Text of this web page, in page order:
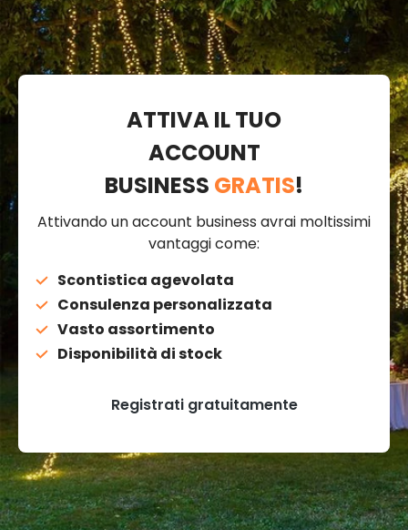
ATTIVA IL TUO
ACCOUNT
BUSINESS GRATIS!
Attivando un account business avrai moltissimi
vantaggi come:
Scontistica agevolata
Consulenza personalizzata
Vasto assortimento
Disponibilità di stock
Registrati gratuitamente